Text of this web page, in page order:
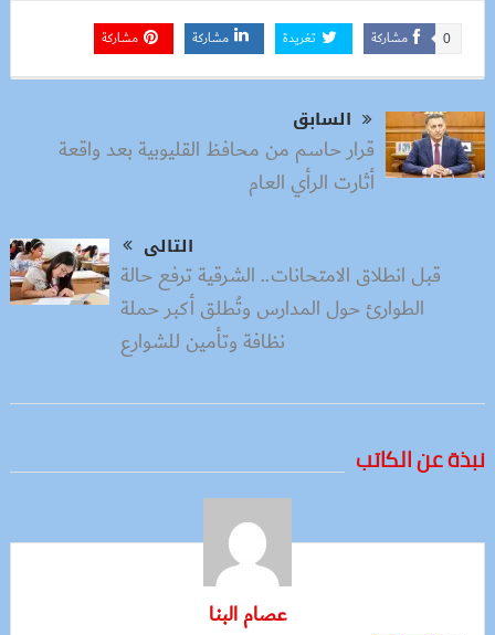
مشاركة 0 تغريدة مشاركة مشاركة
السابق
قرار حاسم من محافظ القليوبية بعد واقعة
أثارت الرأي العام
التالى
قبل انطلاق الامتحانات.. الشرقية ترفع حالة
الطوارئ حول المدارس وتُطلق أكبر حملة
نظافة وتأمين للشوارع
نبذة عن الكاتب
عصام البنا